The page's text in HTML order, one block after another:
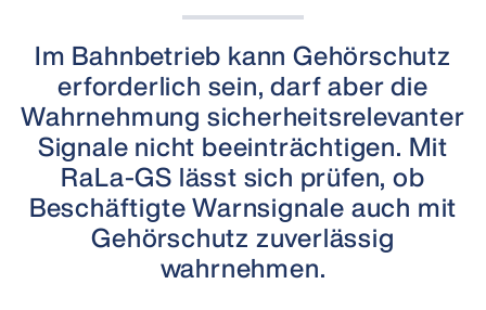
Im Bahnbetrieb kann Gehörschutz
erforderlich sein, darf aber die
Wahrnehmung sicherheitsrelevanter
Signale nicht beeinträchtigen. Mit
RaLa-GS lässt sich prüfen, ob
Beschäftigte Warnsignale auch mit
Gehörschutz zuverlässig
wahrnehmen.